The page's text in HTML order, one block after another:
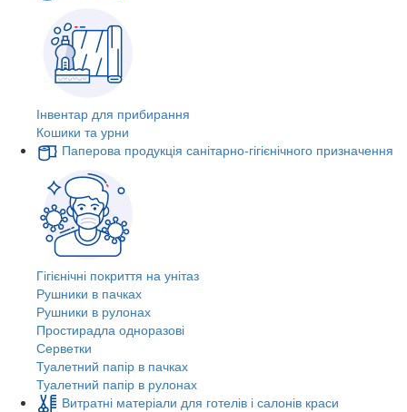
Інвентар для прибирання
Кошики та урни
Паперова продукція санітарно-гігієнічного призначення
Гігієнічні покриття на унітаз
Рушники в пачках
Рушники в рулонах
Простирадла одноразові
Серветки
Туалетний папір в пачках
Туалетний папір в рулонах
Витратні матеріали для готелів і салонів краси